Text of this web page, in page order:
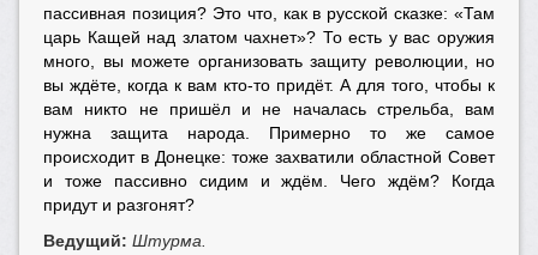
пассивная позиция? Это что, как в русской сказке: «Там
царь Кащей над златом чахнет»? То есть у вас оружия
много, вы можете организовать защиту революции, но
вы ждёте, когда к вам кто-то придёт. А для того, чтобы к
вам никто не пришёл и не началась стрельба, вам
нужна защита народа. Примерно то же самое
происходит в Донецке: тоже захватили областной Совет
и тоже пассивно сидим и ждём. Чего ждём? Когда
придут и разгонят?
Ведущий: Штурма.